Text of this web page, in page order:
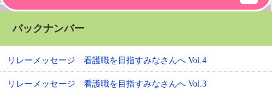
バックナンバー
リレーメッセージ 看護職を目指すみなさんへ Vol.4
リレーメッセージ 看護職を目指すみなさんへ Vol.3